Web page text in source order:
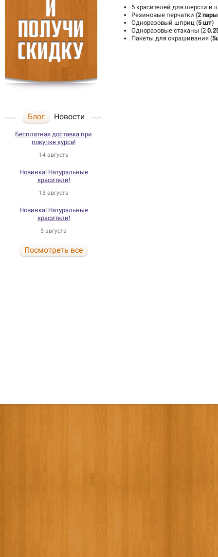
Блог Новости
Бесплатная доставка при
покупке курса!
14 августа
Новинка! Натуральные
красители!
13 августа
Новинка! Натуральные
красители!
5 августа
Посмотреть все
5 красителей для шерсти и
Резиновые перчатки (2 пары
Одноразовый шприц (5 шт)
Одноразовые стаканы (2
Пакеты для окрашивания (